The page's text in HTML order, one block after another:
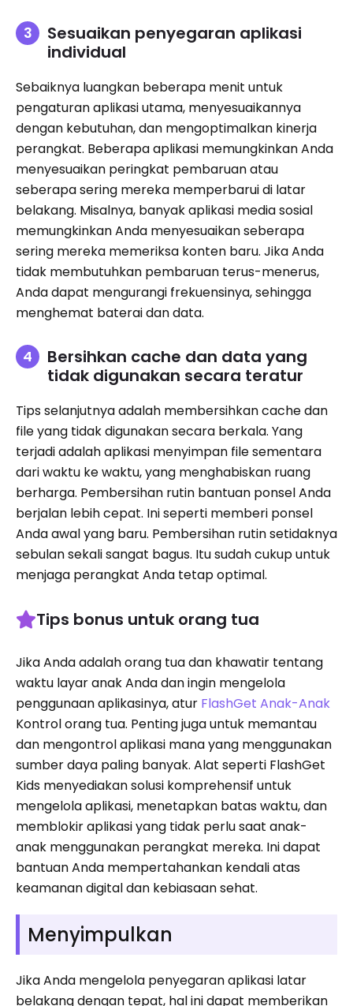
Sesuaikan penyegaran aplikasi
individual
Sebaiknya luangkan beberapa menit untuk
pengaturan aplikasi utama, menyesuaikannya
dengan kebutuhan, dan mengoptimalkan kinerja
perangkat. Beberapa aplikasi memungkinkan Anda
menyesuaikan peringkat pembaruan atau
seberapa sering mereka memperbarui di latar
belakang. Misalnya, banyak aplikasi media sosial
memungkinkan Anda menyesuaikan seberapa
sering mereka memeriksa konten baru. Jika Anda
tidak membutuhkan pembaruan terus-menerus,
Anda dapat mengurangi frekuensinya, sehingga
menghemat baterai dan data.
Bersihkan cache dan data yang
tidak digunakan secara teratur
Tips selanjutnya adalah membersihkan cache dan
file yang tidak digunakan secara berkala. Yang
terjadi adalah aplikasi menyimpan file sementara
dari waktu ke waktu, yang menghabiskan ruang
berharga. Pembersihan rutin bantuan ponsel Anda
berjalan lebih cepat. Ini seperti memberi ponsel
Anda awal yang baru. Pembersihan rutin setidaknya
sebulan sekali sangat bagus. Itu sudah cukup untuk
menjaga perangkat Anda tetap optimal.
Tips bonus untuk orang tua
Jika Anda adalah orang tua dan khawatir tentang
waktu layar anak Anda dan ingin mengelola
penggunaan aplikasinya, atur FlashGet Anak-Anak
Kontrol orang tua. Penting juga untuk memantau
dan mengontrol aplikasi mana yang menggunakan
sumber daya paling banyak. Alat seperti FlashGet
Kids menyediakan solusi komprehensif untuk
mengelola aplikasi, menetapkan batas waktu, dan
memblokir aplikasi yang tidak perlu saat anak-
anak menggunakan perangkat mereka. Ini dapat
bantuan Anda mempertahankan kendali atas
keamanan digital dan kebiasaan sehat.
Menyimpulkan
Jika Anda mengelola penyegaran aplikasi latar
belakang dengan tepat, hal ini dapat memberikan